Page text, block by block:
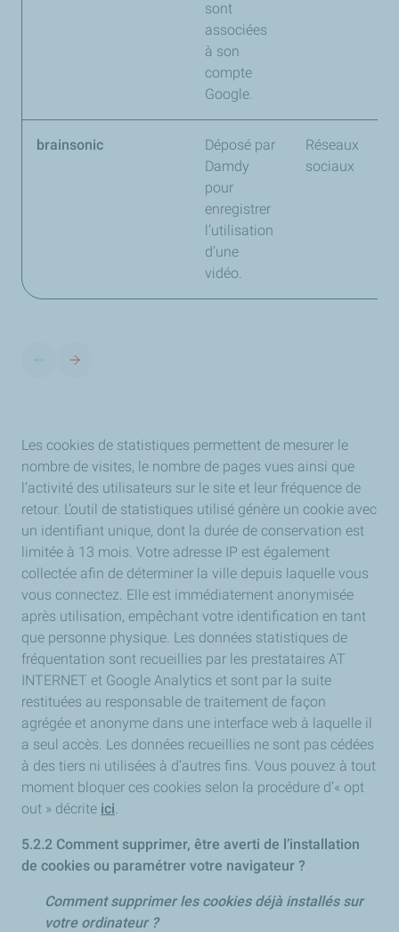
sont
associées
à son
compte
Google.
brainsonic
Déposé par
Damdy
pour
enregistrer
l’utilisation
d’une
vidéo.
Réseaux
sociaux
Les cookies de statistiques permettent de mesurer le
nombre de visites, le nombre de pages vues ainsi que
l’activité des utilisateurs sur le site et leur fréquence de
retour. L’outil de statistiques utilisé génère un cookie avec
un identifiant unique, dont la durée de conservation est
limitée à 13 mois. Votre adresse IP est également
collectée afin de déterminer la ville depuis laquelle vous
vous connectez. Elle est immédiatement anonymisée
après utilisation, empêchant votre identification en tant
que personne physique. Les données statistiques de
fréquentation sont recueillies par les prestataires AT
INTERNET et Google Analytics et sont par la suite
restituées au responsable de traitement de façon
agrégée et anonyme dans une interface web à laquelle il
a seul accès. Les données recueillies ne sont pas cédées
à des tiers ni utilisées à d’autres fins. Vous pouvez à tout
moment bloquer ces cookies selon la procédure d’« opt
out » décrite ici.
5.2.2 Comment supprimer, être averti de l’installation
de cookies ou paramétrer votre navigateur ?
Comment supprimer les cookies déjà installés sur
votre ordinateur ?